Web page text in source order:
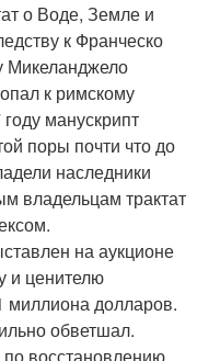
о Воде, Земле и
к Франческо
Микеланджело
к римскому
манускрипт
поры почти что до
наследники
владельцам трактат
на аукционе
и ценителю
миллиона долларов.
обветшал.